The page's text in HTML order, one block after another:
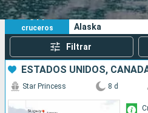
Puertos
311
cruceros
Sus criterios de
Alaska
Filtrar
ESTADOS UNIDOS,
Star Princess 8 d